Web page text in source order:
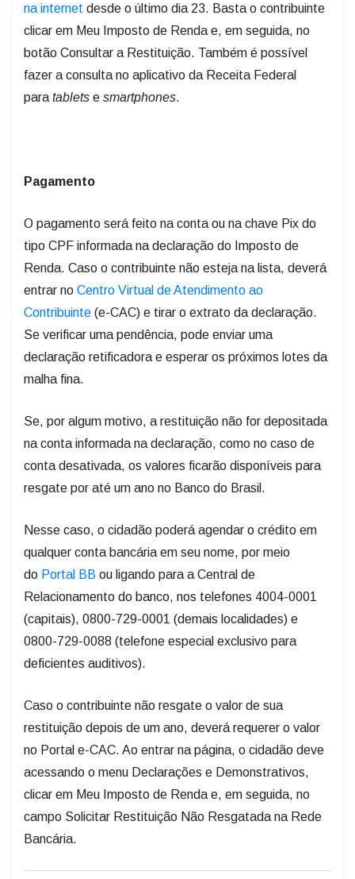
na internet desde o último dia 23. Basta o contribuinte
clicar em Meu Imposto de Renda e, em seguida, no
botão Consultar a Restituição. Também é possível
fazer a consulta no aplicativo da Receita Federal
para tablets e smartphones.
Pagamento
O pagamento será feito na conta ou na chave Pix do
tipo CPF informada na declaração do Imposto de
Renda. Caso o contribuinte não esteja na lista, deverá
entrar no Centro Virtual de Atendimento ao
Contribuinte (e-CAC) e tirar o extrato da declaração.
Se verificar uma pendência, pode enviar uma
declaração retificadora e esperar os próximos lotes da
malha fina.
Se, por algum motivo, a restituição não for depositada
na conta informada na declaração, como no caso de
conta desativada, os valores ficarão disponíveis para
resgate por até um ano no Banco do Brasil.
Nesse caso, o cidadão poderá agendar o crédito em
qualquer conta bancária em seu nome, por meio
do Portal BB ou ligando para a Central de
Relacionamento do banco, nos telefones 4004-0001
(capitais), 0800-729-0001 (demais localidades) e
0800-729-0088 (telefone especial exclusivo para
deficientes auditivos).
Caso o contribuinte não resgate o valor de sua
restituição depois de um ano, deverá requerer o valor
no Portal e-CAC. Ao entrar na página, o cidadão deve
acessando o menu Declarações e Demonstrativos,
clicar em Meu Imposto de Renda e, em seguida, no
campo Solicitar Restituição Não Resgatada na Rede
Bancária.